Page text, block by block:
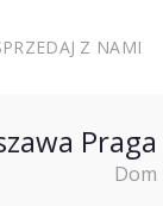
Z NAMI
Dom